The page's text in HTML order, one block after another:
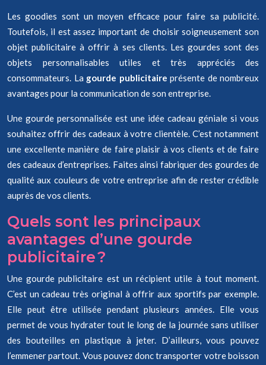
Les goodies sont un moyen efficace pour faire sa publicité.
Toutefois, il est assez important de choisir soigneusement son
objet publicitaire à offrir à ses clients. Les gourdes sont des
objets personnalisables utiles et très appréciés des
consommateurs. La gourde publicitaire présente de nombreux
avantages pour la communication de son entreprise.
Une gourde personnalisée est une idée cadeau géniale si vous
souhaitez offrir des cadeaux à votre clientèle. C’est notamment
une excellente manière de faire plaisir à vos clients et de faire
des cadeaux d’entreprises. Faites ainsi fabriquer des gourdes de
qualité aux couleurs de votre entreprise afin de rester crédible
auprès de vos clients.
Quels sont les principaux
avantages d’une gourde
publicitaire ?
Une gourde publicitaire est un récipient utile à tout moment.
C’est un cadeau très original à offrir aux sportifs par exemple.
Elle peut être utilisée pendant plusieurs années. Elle vous
permet de vous hydrater tout le long de la journée sans utiliser
des bouteilles en plastique à jeter. D’ailleurs, vous pouvez
l’emmener partout. Vous pouvez donc transporter votre boisson